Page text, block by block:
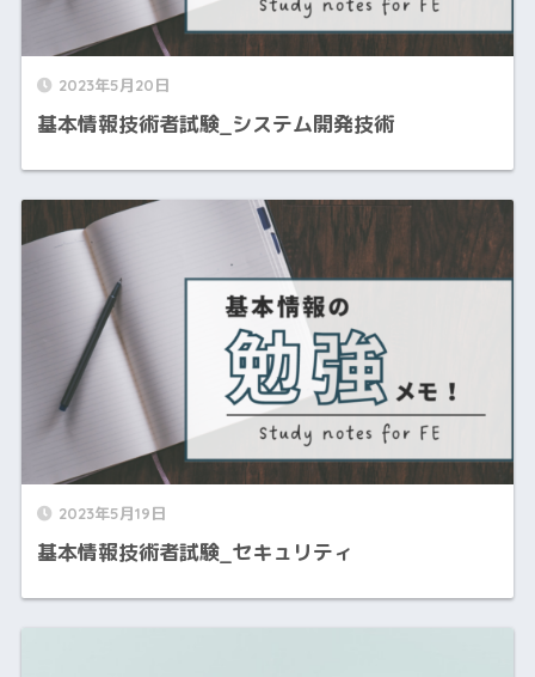
2023年5月20日
基本情報技術者試験_システム開発技術
2023年5月19日
基本情報技術者試験_セキュリティ